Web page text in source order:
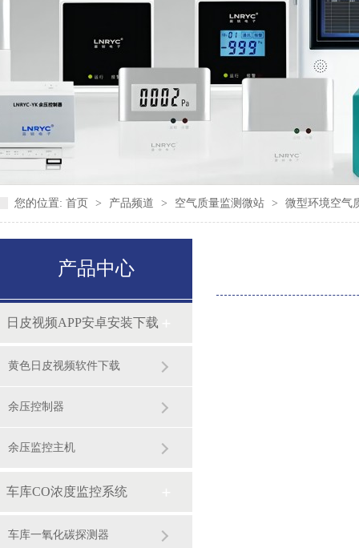
您的位置: 首页 > 产品频道 > 空气质量监测微站 > 微型环境空气
产品中心
日皮视频APP安卓安装下载
黄色日皮视频软件下载
余压控制器
余压监控主机
车库CO浓度监控系统
车库一氧化碳探测器